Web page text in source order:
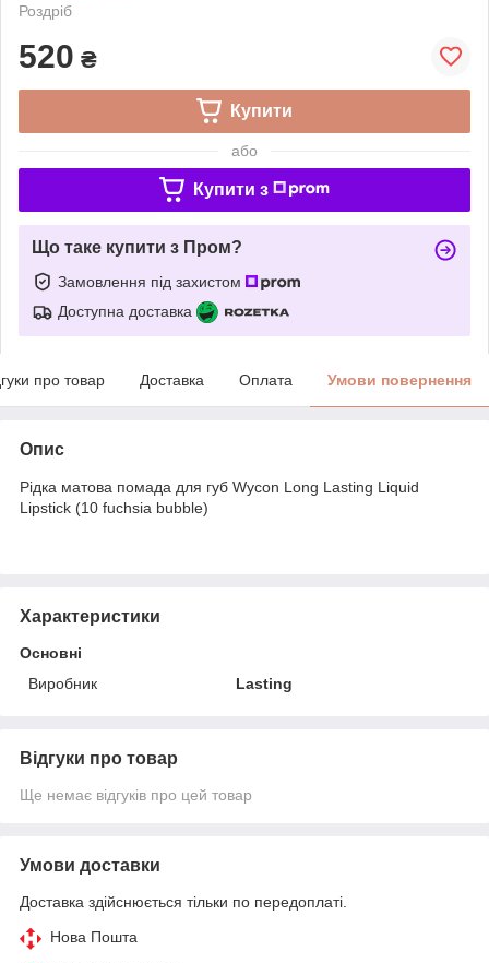
Роздріб
520 ₴
Купити
або
Купити з
Що таке купити з Пром?
Замовлення під захистом
Доступна доставка
про товар Доставка Оплата Умови повернення
Опис
Рідка матова помада для губ Wycon Long Lasting Liquid
Lipstick (10 fuchsia bubble)
Характеристики
Основні
Виробник
Lasting
Відгуки про товар
Ще немає відгуків про цей товар
Умови доставки
Доставка здійснюється тільки по передоплаті.
Нова Пошта